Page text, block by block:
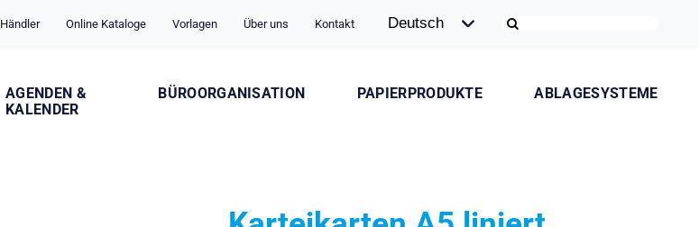
Händler Online Kataloge Vorlagen Über uns Kontakt
PAPIERPRODUKTE ABLAGESYSTEME
BÜROORGANISATION
AGENDEN &
KALENDER